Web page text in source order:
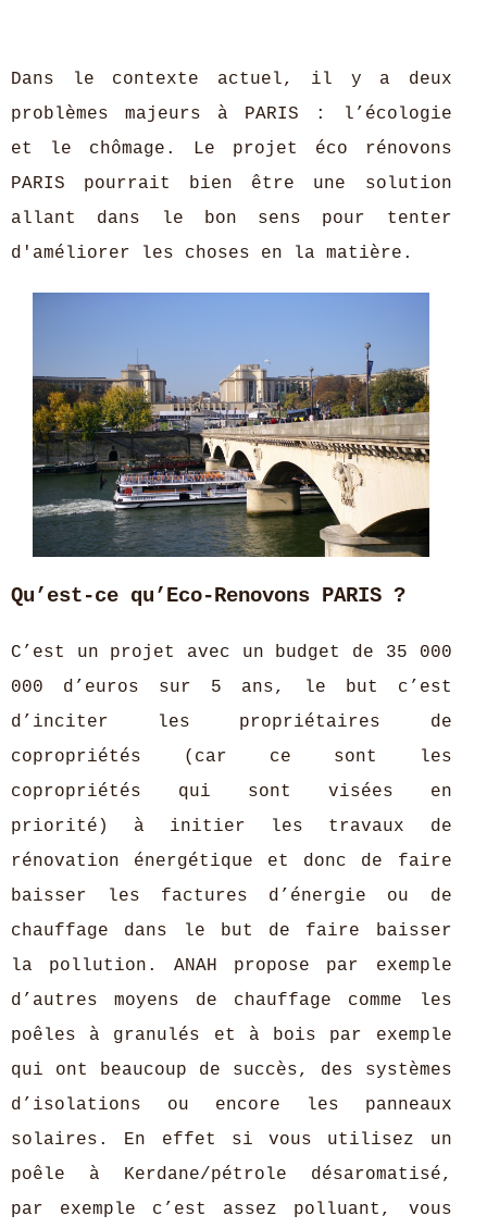
Dans le contexte actuel, il y a deux
problèmes majeurs à PARIS : l’écologie
et le chômage. Le projet éco rénovons
PARIS pourrait bien être une solution
allant dans le bon sens pour tenter
d'améliorer les choses en la matière.
Qu’est-ce qu’Eco-Renovons PARIS ?
C’est un projet avec un budget de 35 000
000 d’euros sur 5 ans, le but c’est
d’inciter les propriétaires de
copropriétés (car ce sont les
copropriétés qui sont visées en
priorité) à initier les travaux de
rénovation énergétique et donc de faire
baisser les factures d’énergie ou de
chauffage dans le but de faire baisser
la pollution. ANAH propose par exemple
d’autres moyens de chauffage comme les
poêles à granulés et à bois par exemple
qui ont beaucoup de succès, des systèmes
d’isolations ou encore les panneaux
solaires. En effet si vous utilisez un
poêle à Kerdane/pétrole désaromatisé,
par exemple c’est assez polluant, vous